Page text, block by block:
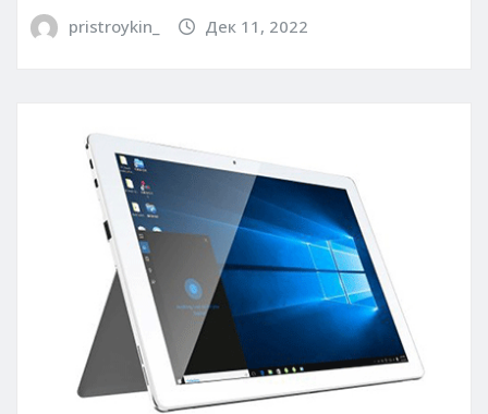
pristroykin_ Дек 11, 2022